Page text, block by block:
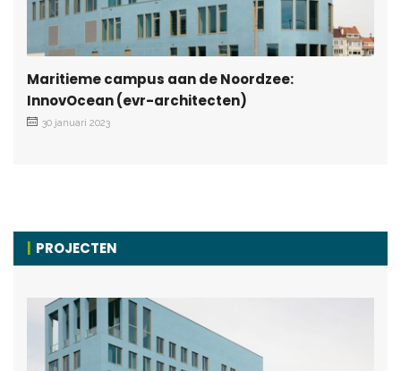
Maritieme campus aan de Noordzee:
InnovOcean (evr-architecten)
30 januari 2023
PROJECTEN